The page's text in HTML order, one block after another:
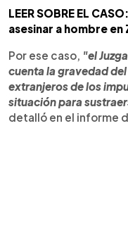
LEER SOBRE EL
asesinar a hombre
Por ese caso, "el
cuenta la gravedad
extranjeros de los
situación para
detalló en el informe